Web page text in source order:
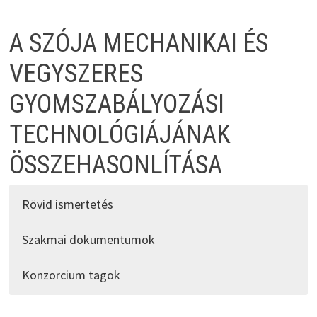
content
A SZÓJA MECHANIKAI ÉS
VEGYSZERES
GYOMSZABÁLYOZÁSI
TECHNOLÓGIÁJÁNAK
ÖSSZEHASONLÍTÁSA
Rövid ismertetés
Szakmai dokumentumok
Konzorcium tagok